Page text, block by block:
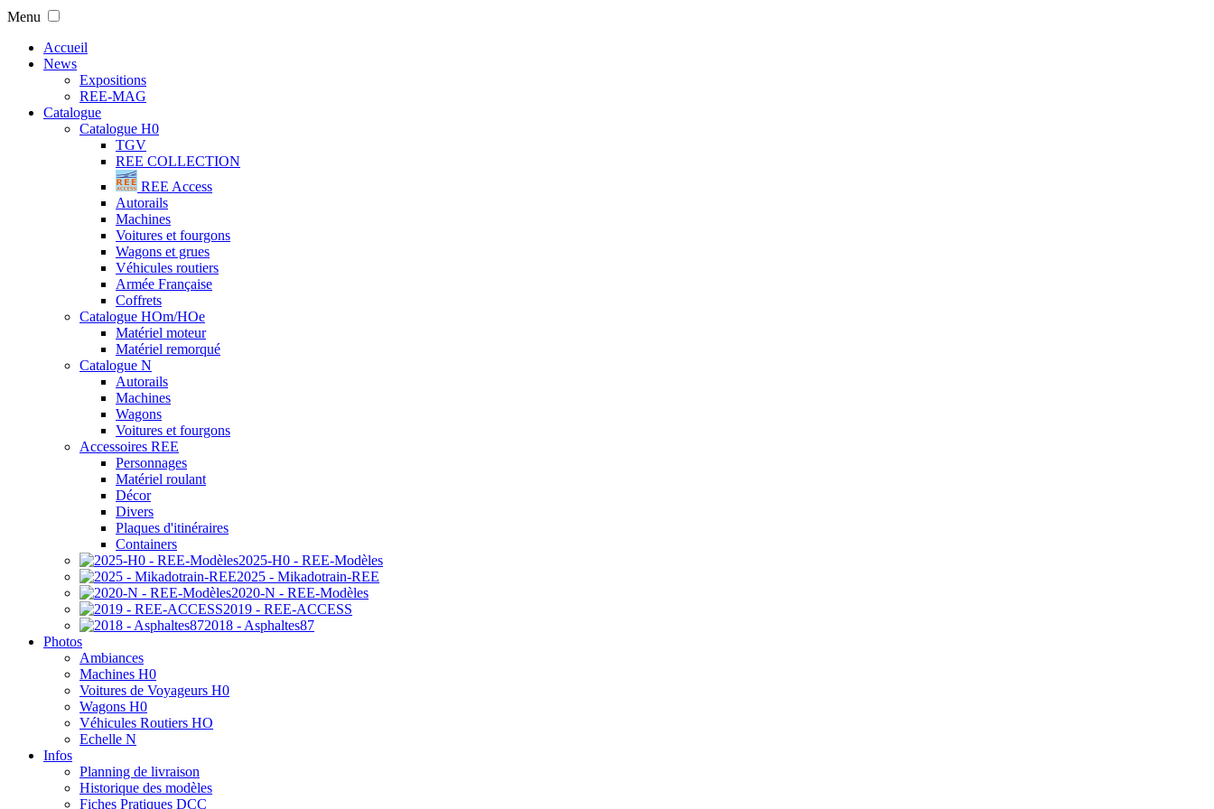
Menu
Accueil
News
Expositions
REE-MAG
Catalogue
Catalogue H0
TGV
REE COLLECTION
REE Access
Autorails
Machines
Voitures et fourgons
Wagons et grues
Véhicules routiers
Armée Française
Coffrets
Catalogue HOm/HOe
Matériel moteur
Matériel remorqué
Catalogue N
Autorails
Machines
Wagons
Voitures et fourgons
Accessoires REE
Personnages
Matériel roulant
Décor
Divers
Plaques d'itinéraires
Containers
2025-H0 - REE-Modèles
2025 - Mikadotrain-REE
2020-N - REE-Modèles
2019 - REE-ACCESS
2018 - Asphaltes87
Photos
Ambiances
Machines H0
Voitures de Voyageurs H0
Wagons H0
Véhicules Routiers HO
Echelle N
Infos
Planning de livraison
Historique des modèles
Fiches Pratiques DCC